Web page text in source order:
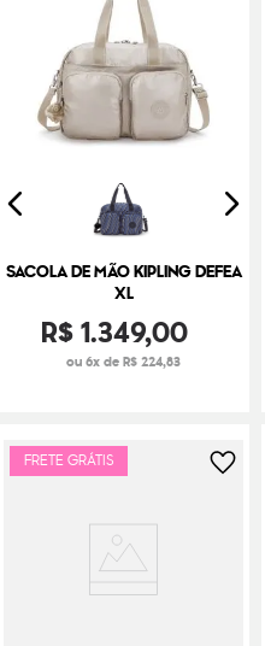
SACOLA DE MÃO KIPLING DEFEA
XL
R$1.349,00
ou 6x de R$ 224,83
FRETE GRÁTIS